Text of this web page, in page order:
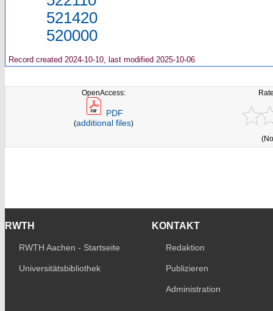
521420
520000
Record created 2024-10-10, last modified 2025-10-06
OpenAccess:
PDF
(additional files)
RWTH
RWTH Aachen - Startseite
Universitätsbibliothek
KONTAKT
Redaktion
Publizieren
Administration